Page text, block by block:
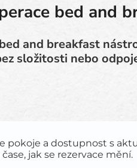
bed and
and breakfast
složitosti nebo
pokoje a dostupnost s
jak se rezervace mění.